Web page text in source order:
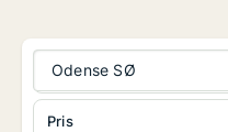
Odense SØ
Pris